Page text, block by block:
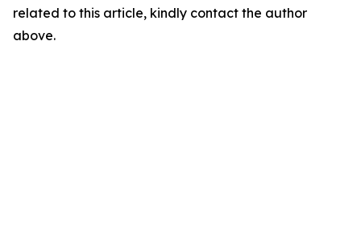
related to this article, kindly contact the author
above.